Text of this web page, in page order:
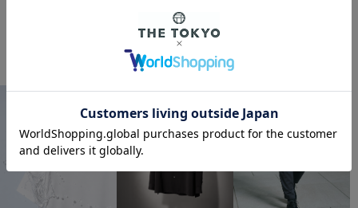
THE TOKYO ORIGINAL ITEMS